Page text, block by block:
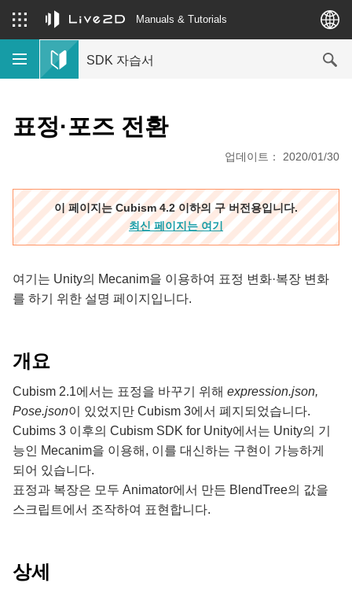
Manuals & Tutorials
SDK 자습서
표정·포즈 전환
업데이트： 2020/01/30
이 페이지는 Cubism 4.2 이하의 구 버전용입니다.
최신 페이지는 여기
여기는 Unity의 Mecanim을 이용하여 표정 변화·복장 변화
를 하기 위한 설명 페이지입니다.
개요
Cubism 2.1에서는 표정을 바꾸기 위해 expression.json,
Pose.json이 있었지만 Cubism 3에서 폐지되었습니다.
Cubims 3 이후의 Cubism SDK for Unity에서는 Unity의 기
능인 Mecanim을 이용해, 이를 대신하는 구현이 가능하게
되어 있습니다.
표정과 복장은 모두 Animator에서 만든 BlendTree의 값을
스크립트에서 조작하여 표현합니다.
상세